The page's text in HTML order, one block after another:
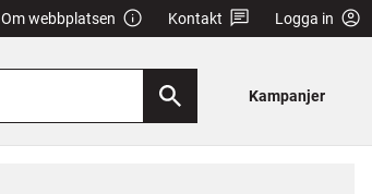
Om webbplatsen Kontakt Logga in
Kampanjer